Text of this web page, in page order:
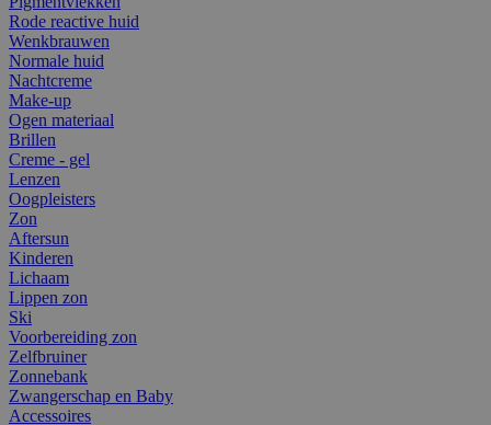
Rode reactive huid
Wenkbrauwen
Normale huid
Nachtcreme
Make-up
Ogen materiaal
Brillen
Creme - gel
Lenzen
Oogpleisters
Zon
Aftersun
Kinderen
Lichaam
Lippen zon
Ski
Voorbereiding zon
Zelfbruiner
Zonnebank
Zwangerschap en Baby
Accessoires